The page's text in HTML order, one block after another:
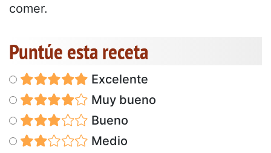
comer.
Puntúe esta receta
Excelente
Muy bueno
Bueno
Medio